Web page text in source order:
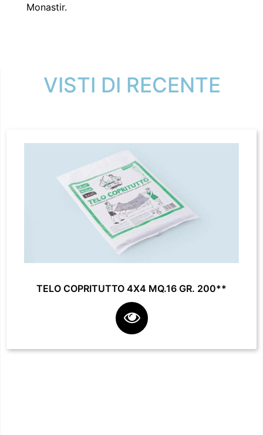
Monastir.
VISTI DI RECENTE
TELO COPRITUTTO 4X4 MQ.16 GR. 200**